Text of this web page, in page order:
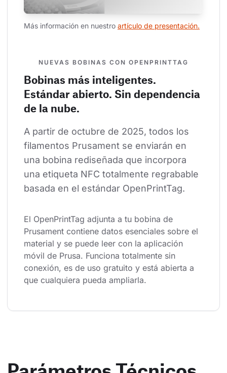
Más información en nuestro artículo de presentación.
NUEVAS BOBINAS CON OPENPRINTTAG
Bobinas más inteligentes.
Estándar abierto. Sin dependencia
de la nube.
A partir de octubre de 2025, todos los
filamentos Prusament se enviarán en
una bobina rediseñada que incorpora
una etiqueta NFC totalmente regrabable
basada en el estándar OpenPrintTag.
El OpenPrintTag adjunta a tu bobina de
Prusament contiene datos esenciales sobre el
material y se puede leer con la aplicación
móvil de Prusa. Funciona totalmente sin
conexión, es de uso gratuito y está abierta a
que cualquiera pueda ampliarla.